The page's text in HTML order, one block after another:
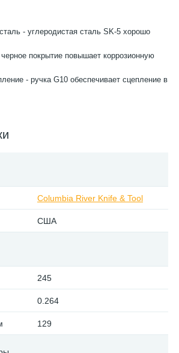
- углеродистая сталь SK-5 хорошо
покрытие повышает коррозионную
- ручка G10 обеспечивает сцепление в
Columbia River Knife & Tool
США
245
0.264
129